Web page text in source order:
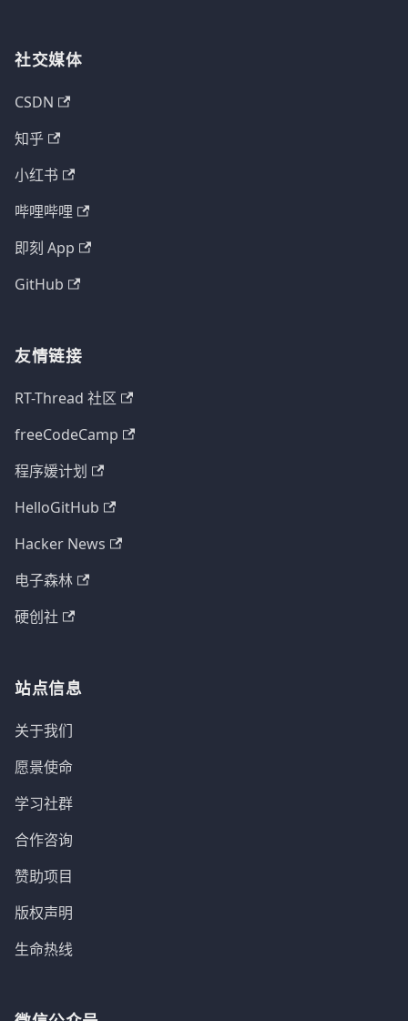
社交媒体
CSDN
知乎
小红书
哔哩哔哩
即刻 App
GitHub
友情链接
RT-Thread 社区
freeCodeCamp
程序媛计划
HelloGitHub
Hacker News
电子森林
硬创社
站点信息
关于我们
愿景使命
学习社群
合作咨询
赞助项目
版权声明
生命热线